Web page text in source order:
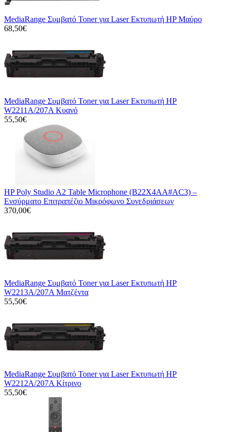
MediaRange Συμβατό Toner για Laser Εκτυπωτή HP Μαύρο
68,50€
MediaRange Συμβατό Toner για Laser Εκτυπωτή HP
W2211A/207A Κυανό
55,50€
HP Poly Studio A2 Table Microphone (B22X4AA#AC3) –
Ενσύρματο Επιτραπέζιο Μικρόφωνο Συνεδριάσεων
370,00€
MediaRange Συμβατό Toner για Laser Εκτυπωτή HP
W2213A/207A Ματζέντα
55,50€
MediaRange Συμβατό Toner για Laser Εκτυπωτή HP
W2212A/207A Κίτρινο
55,50€